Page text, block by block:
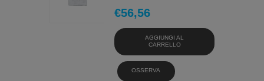
€56,56
AGGIUNGI AL
CARRELLO
OSSERVA